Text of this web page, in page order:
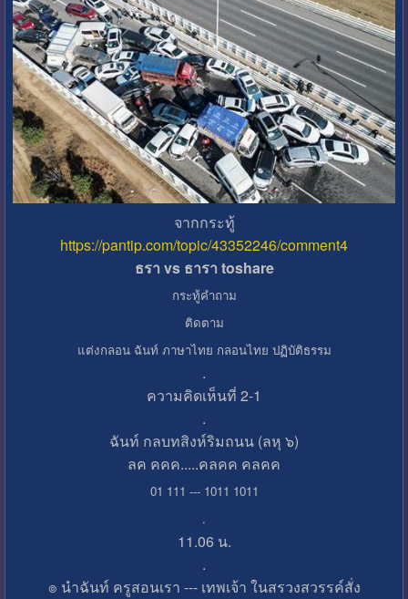
จากกระทู้
https://pantip.com/topic/43352246/comment4
ธรา vs ธารา toshare
กระทู้คำถาม
ติดตาม
แต่งกลอน ฉันท์ ภาษาไทย กลอนไทย ปฏิบัติธรรม
.
ความคิดเห็นที่ 2-1
.
ฉันท์ กลบทสิงห์ริมถนน (ลหุ ๖)
ลค คคค.....คลคค คลคค
01 111 --- 1011 1011
.
11.06 น.
.
๏ นำฉันท์ ครูสอนเรา --- เทพเจ้า ในสรวงสวรรค์สั่ง